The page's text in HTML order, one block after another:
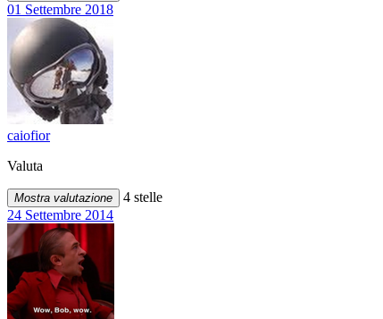
01 Settembre 2018
caiofior
Valuta
Mostra valutazione
4 stelle
24 Settembre 2014